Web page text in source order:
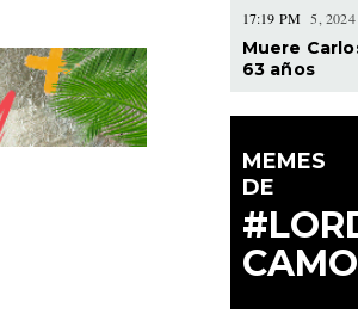
17:19 PM 5, 2024
Muere
63 años
MEMES
DE